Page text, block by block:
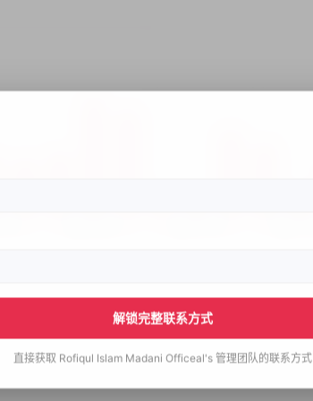
解锁完整联系方式
直接获取 Rofiqul Islam Madani Officeal's 管理团队的联系方式